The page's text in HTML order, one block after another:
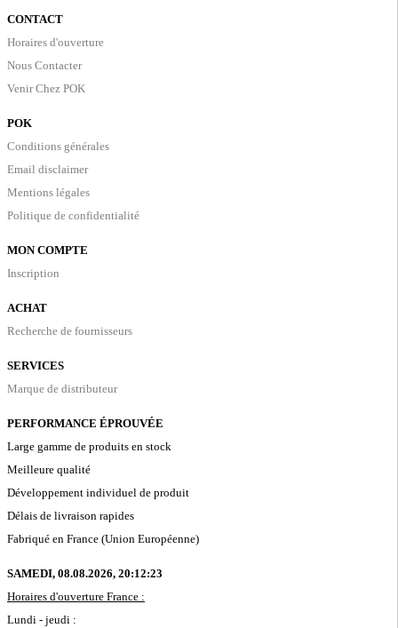
CONTACT
Horaires d'ouverture
Nous Contacter
Venir Chez POK
POK
Conditions générales
Email disclaimer
Mentions légales
Politique de confidentialité
MON COMPTE
Inscription
ACHAT
Recherche de fournisseurs
SERVICES
Marque de distributeur
PERFORMANCE ÉPROUVÉE
Large gamme de produits en stock
Meilleure qualité
Développement individuel de produit
Délais de livraison rapides
Fabriqué en France (Union Européenne)
SAMEDI, 08.08.2026, 20:12:23
Horaires d'ouverture France :
Lundi - jeudi :